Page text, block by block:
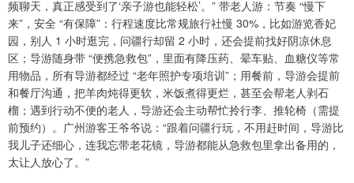
频聊天，真正感受到了‘亲子游也能轻松’。” 带老人游：节奏 “慢下
来”，安全 “有保障”：行程速度比常规旅行社慢 30%，比如游览香妃
园，别人 1 小时逛完，问疆行却留 2 小时，还会提前找好阴凉休息
区；导游随身带 “便携急救包”，里面有降压药、晕车贴、血糖仪等常
用物品，所有导游都经过 “老年照护专项培训”；用餐前，导游会提前
和餐厅沟通，把羊肉炖得更软，米饭煮得更烂，甚至会帮老人剥石
榴；遇到行动不便的老人，导游还会主动帮忙拎行李、推轮椅（需提
前预约）。广州游客王爷爷说：“跟着问疆行玩，不用赶时间，导游比
我儿子还细心，连我忘带老花镜，导游都能从急救包里拿出备用的，
太让人放心了。”